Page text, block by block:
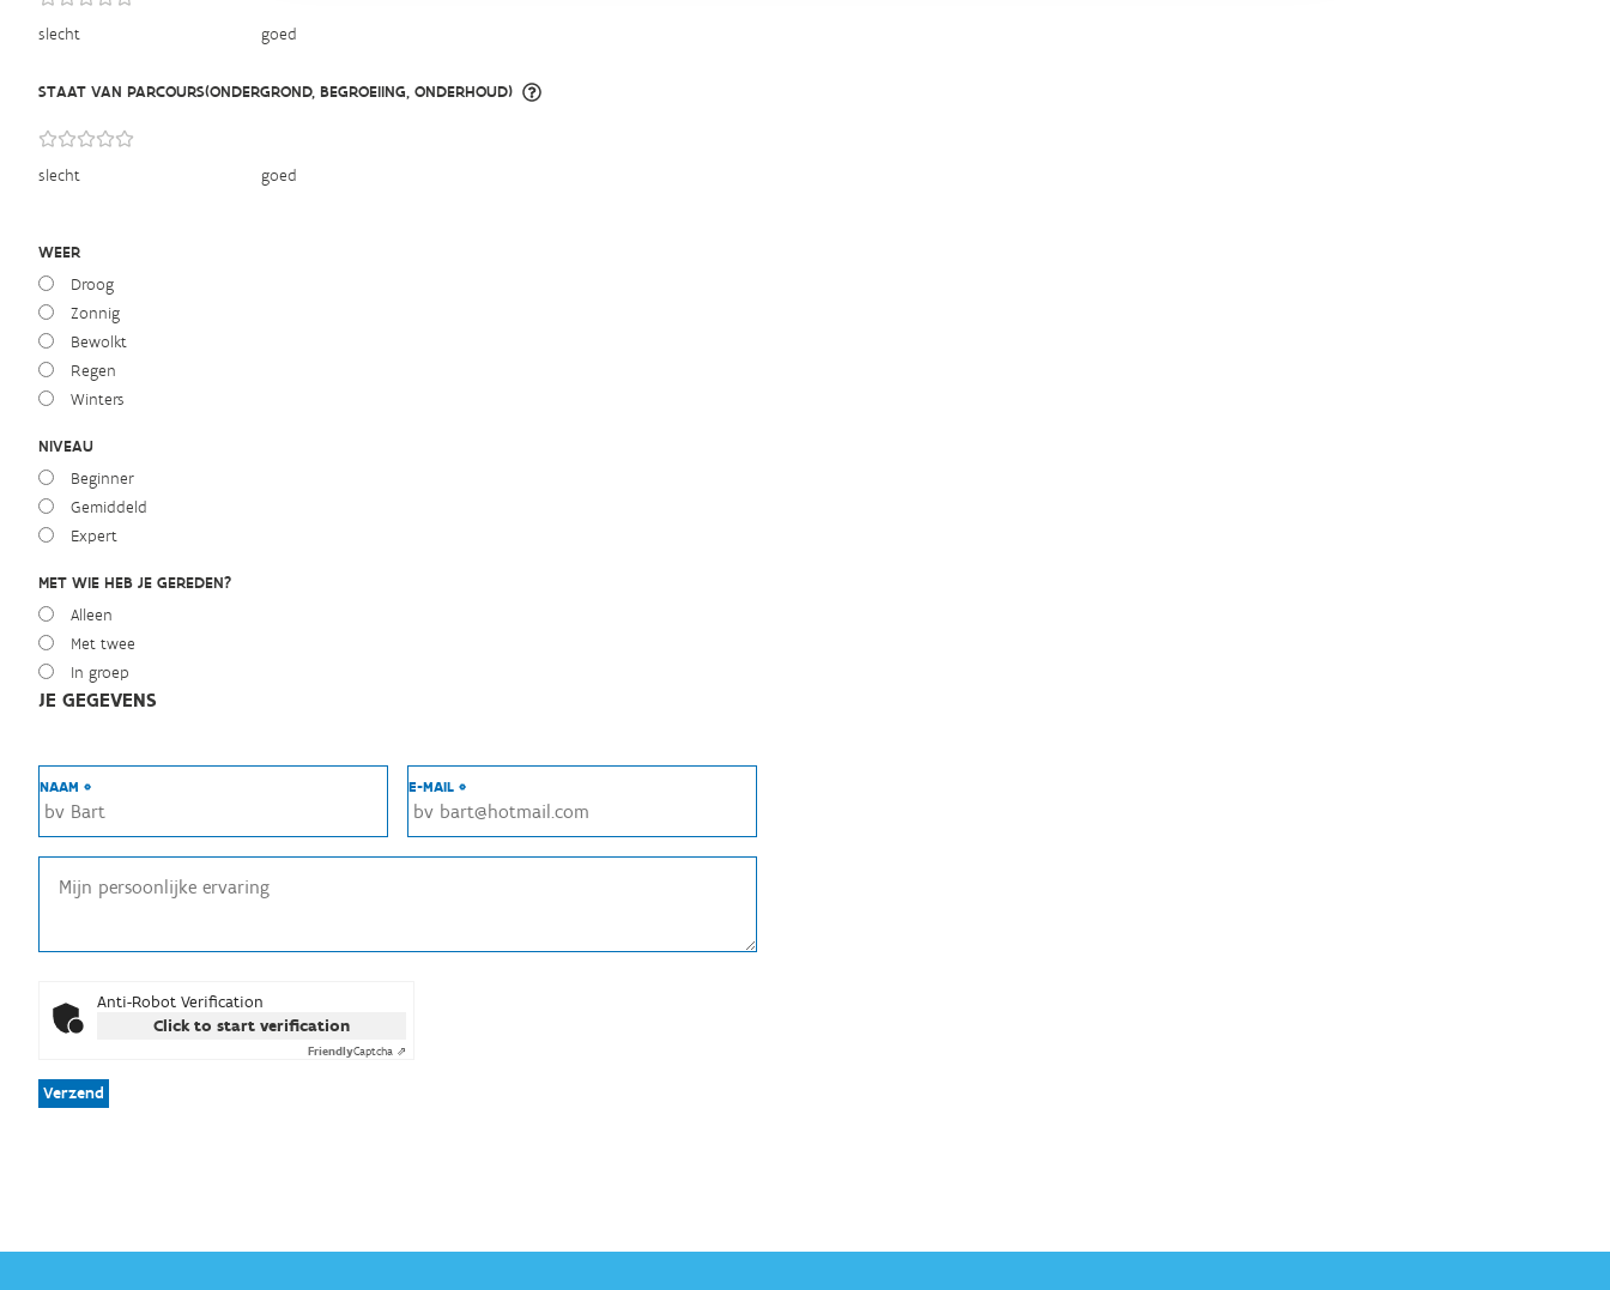
slecht goed
STAAT VAN PARCOURS(ONDERGROND, BEGROEIING, ONDERHOUD)
slecht goed
WEER
Droog
Zonnig
Bewolkt
Regen
Winters
NIVEAU
Beginner
Gemiddeld
Expert
MET WIE HEB JE GEREDEN?
Alleen
Met twee
In groep
JE GEGEVENS
NAAM * E-MAIL *
Anti-Robot Verification
Click to start verification
FriendlyCaptcha ⇗
Verzend